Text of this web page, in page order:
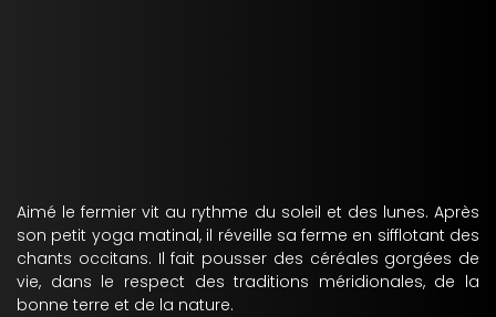
Aimé le fermier vit au rythme du soleil et des lunes. Après
son petit yoga matinal, il réveille sa ferme en sifflotant des
chants occitans. Il fait pousser des céréales gorgées de
vie, dans le respect des traditions méridionales, de la
bonne terre et de la nature.